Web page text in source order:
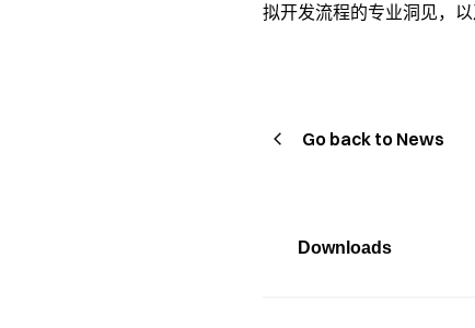
拟开发流程的专业洞见，
Go back to News
Downloads